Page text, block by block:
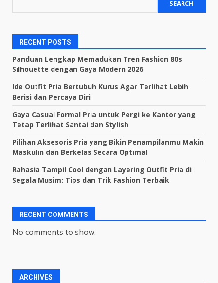
SEARCH
RECENT POSTS
Panduan Lengkap Memadukan Tren Fashion 80s
Silhouette dengan Gaya Modern 2026
Ide Outfit Pria Bertubuh Kurus Agar Terlihat Lebih
Berisi dan Percaya Diri
Gaya Casual Formal Pria untuk Pergi ke Kantor yang
Tetap Terlihat Santai dan Stylish
Pilihan Aksesoris Pria yang Bikin Penampilanmu Makin
Maskulin dan Berkelas Secara Optimal
Rahasia Tampil Cool dengan Layering Outfit Pria di
Segala Musim: Tips dan Trik Fashion Terbaik
RECENT COMMENTS
No comments to show.
ARCHIVES